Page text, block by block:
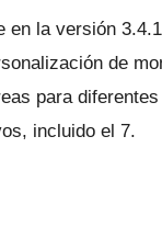
en la versión
de
para
incluido el 7.